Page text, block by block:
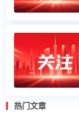
热门文章